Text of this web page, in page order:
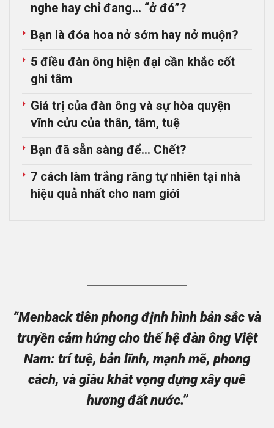
nghe hay chỉ đang… “ở đó”?
Bạn là đóa hoa nở sớm hay nở muộn?
5 điều đàn ông hiện đại cần khắc cốt
ghi tâm
Giá trị của đàn ông và sự hòa quyện
vĩnh cửu của thân, tâm, tuệ
Bạn đã sẵn sàng để… Chết?
7 cách làm trắng răng tự nhiên tại nhà
hiệu quả nhất cho nam giới
“Menback tiên phong định hình bản sắc và
truyền cảm hứng cho thế hệ đàn ông Việt
Nam: trí tuệ, bản lĩnh, mạnh mẽ, phong
cách, và giàu khát vọng dựng xây quê
hương đất nước.”